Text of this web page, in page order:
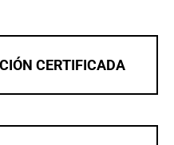
CERTIFICADA